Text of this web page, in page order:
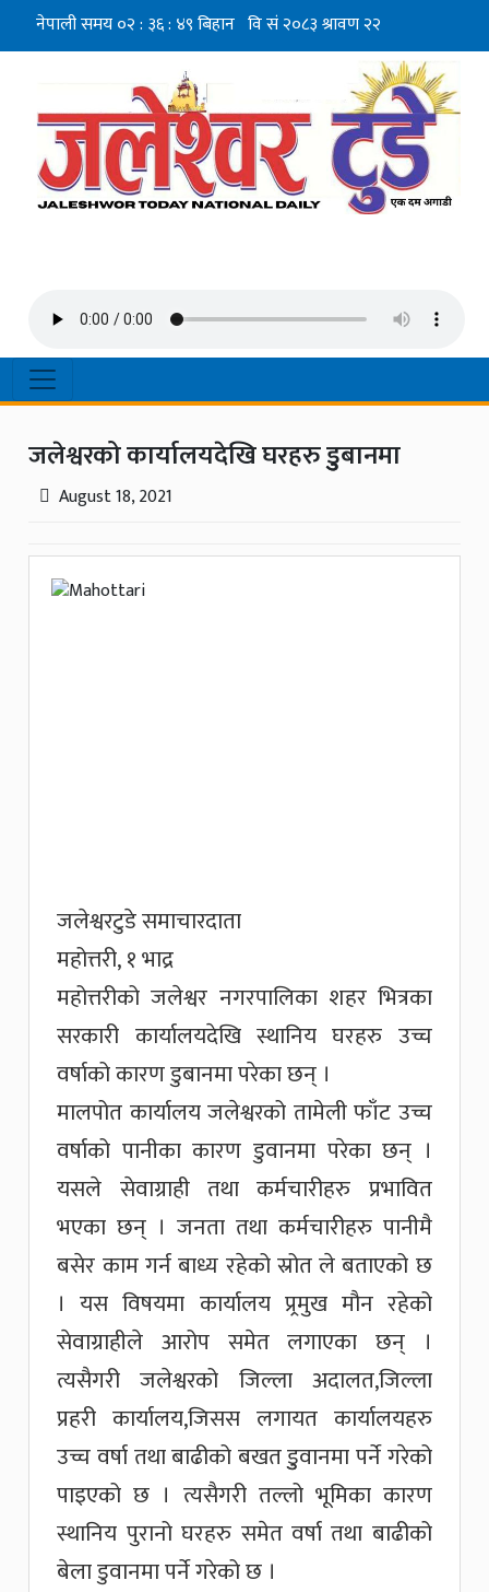
जलेश्वरको कार्यालयदेखि घरहरु डुुबानमा
August 18, 2021
जलेश्वरटुडे समाचारदाता
महोत्तरी, १ भाद्र
महोत्तरीको जलेश्वर नगरपालिका शहर भित्रका
सरकारी कार्यालयदेखि स्थानिय घरहरु उच्च
वर्षाको कारण डुबानमा परेका छन् ।
मालपोत कार्यालय जलेश्वरको तामेली फाँट उच्च
वर्षाको पानीका कारण डुवानमा परेका छन् ।
यसले सेवाग्राही तथा कर्मचारीहरु प्रभावित
भएका छन् । जनता तथा कर्मचारीहरु पानीमै
बसेर काम गर्न बाध्य रहेको स्रोत ले बताएको छ
। यस विषयमा कार्यालय प्र्रमुख मौन रहेको
सेवाग्राहीले आरोप समेत लगाएका छन् ।
त्यसैगरी जलेश्वरको जिल्ला अदालत,जिल्ला
प्रहरी कार्यालय,जिसस लगायत कार्यालयहरु
उच्च वर्षा तथा बाढीको बखत डुुवानमा पर्ने गरेको
पाइएको छ । त्यसैगरी तल्लो भूमिका कारण
स्थानिय पुरानो घरहरु समेत वर्षा तथा बाढीको
बेला डुवानमा पर्ने गरेको छ ।